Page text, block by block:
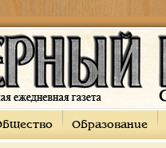
Образование